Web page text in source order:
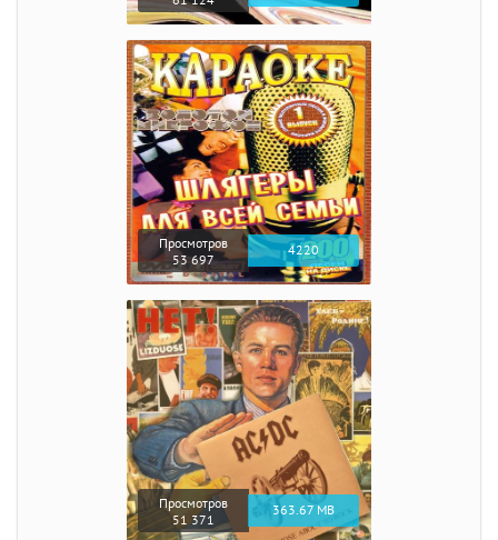
Просмотров
53 697
4220
Просмотров
51 371
363.67 MB